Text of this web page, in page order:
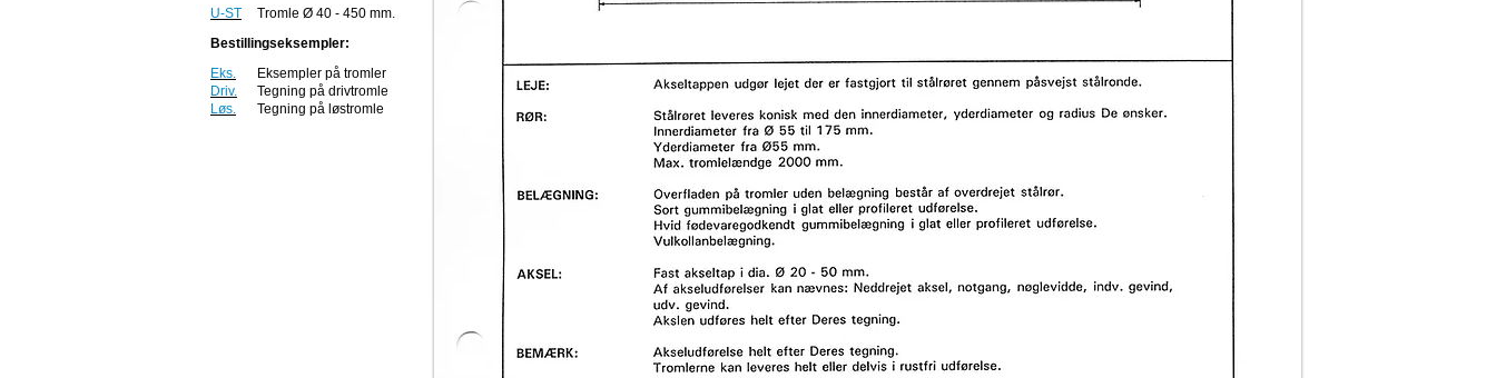
U-ST
Tromle Ø 40 - 450 mm.
Bestillingseksempler:
Eks.
Driv.
Løs.
Eksempler på tromler
Tegning på drivtromle
Tegning på løstromle